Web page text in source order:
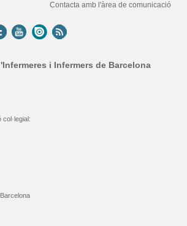
Contacta amb l'àrea de comunicació
i Infermers de Barcelona